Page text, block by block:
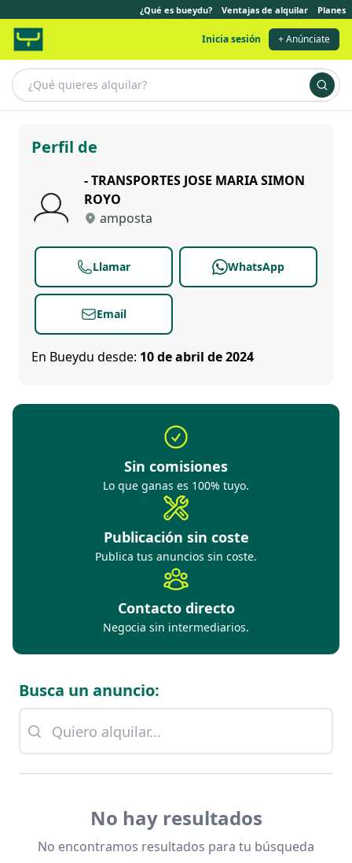
¿Qué es bueydu? Ventajas de alquilar Planes
Inicia sesión + Anúnciate
Perfil de
- TRANSPORTES JOSE MARIA SIMON
ROYO
amposta
Llamar WhatsApp
Email
En Bueydu desde: 10 de abril de 2024
Sin comisiones
Lo que ganas es 100% tuyo.
Publicación sin coste
Publica tus anuncios sin coste.
Contacto directo
Negocia sin intermediarios.
Busca un anuncio:
No hay resultados
No encontramos resultados para tu búsqueda